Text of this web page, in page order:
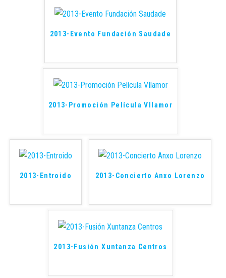
2013-Evento Fundación Saudade
2013-Promoción Película VIlamor
2013-Entroido 2013-Concierto Anxo Lorenzo
2013-Fusión Xuntanza Centros